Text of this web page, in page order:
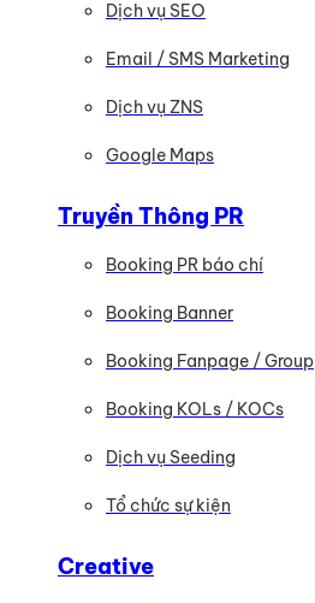
Dịch vụ SEO
Email / SMS Marketing
Dịch vụ ZNS
Google Maps
Truyền Thông PR
Booking PR báo chí
Booking Banner
Booking Fanpage / Group
Booking KOLs / KOCs
Dịch vụ Seeding
Tổ chức sự kiện
Creative